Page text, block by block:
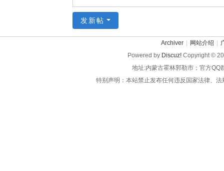
发新帖
Archiver 网站介绍
Powered by Discuz! Copyright ©
地址:内蒙古霍林郭勒市；官方QQ
特别声明：本站禁止发布任何违反国家法律、